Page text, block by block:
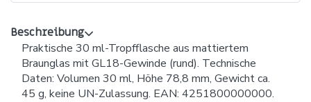
Beschreibung
Praktische 30 ml-Tropfflasche aus mattiertem
Braunglas mit GL18-Gewinde (rund). Technische
Daten: Volumen 30 ml, Höhe 78,8 mm, Gewicht ca.
45 g, keine UN-Zulassung. EAN: 4251800000000.